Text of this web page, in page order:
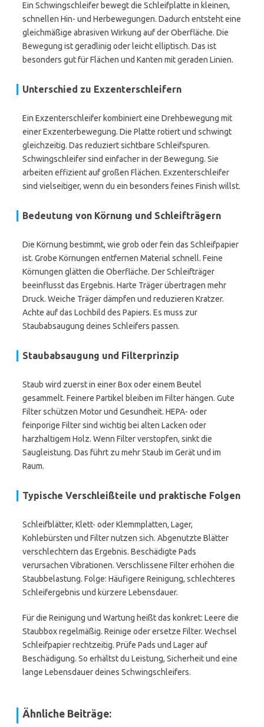
Ein Schwingschleifer bewegt die Schleifplatte in kleinen,
schnellen Hin- und Herbewegungen. Dadurch entsteht eine
gleichmäßige abrasiven Wirkung auf der Oberfläche. Die
Bewegung ist geradlinig oder leicht elliptisch. Das ist
besonders gut für Flächen und Kanten mit geraden Linien.
Unterschied zu Exzenterschleifern
Ein Exzenterschleifer kombiniert eine Drehbewegung mit
einer Exzenterbewegung. Die Platte rotiert und schwingt
gleichzeitig. Das reduziert sichtbare Schleifspuren.
Schwingschleifer sind einfacher in der Bewegung. Sie
arbeiten effizient auf großen Flächen. Exzenterschleifer
sind vielseitiger, wenn du ein besonders feines Finish willst.
Bedeutung von Körnung und Schleifträgern
Die Körnung bestimmt, wie grob oder fein das Schleifpapier
ist. Grobe Körnungen entfernen Material schnell. Feine
Körnungen glätten die Oberfläche. Der Schleifträger
beeinflusst das Ergebnis. Harte Träger übertragen mehr
Druck. Weiche Träger dämpfen und reduzieren Kratzer.
Achte auf das Lochbild des Papiers. Es muss zur
Staubabsaugung deines Schleifers passen.
Staubabsaugung und Filterprinzip
Staub wird zuerst in einer Box oder einem Beutel
gesammelt. Feinere Partikel bleiben im Filter hängen. Gute
Filter schützen Motor und Gesundheit. HEPA- oder
feinporige Filter sind wichtig bei alten Lacken oder
harzhaltigem Holz. Wenn Filter verstopfen, sinkt die
Saugleistung. Das führt zu mehr Staub im Gerät und im
Raum.
Typische Verschleißteile und praktische Folgen
Schleifblätter, Klett- oder Klemmplatten, Lager,
Kohlebürsten und Filter nutzen sich. Abgenutzte Blätter
verschlechtern das Ergebnis. Beschädigte Pads
verursachen Vibrationen. Verschlissene Filter erhöhen die
Staubbelastung. Folge: Häufigere Reinigung, schlechteres
Schleifergebnis und kürzere Lebensdauer.
Für die Reinigung und Wartung heißt das konkret: Leere die
Staubbox regelmäßig. Reinige oder ersetze Filter. Wechsel
Schleifpapier rechtzeitig. Prüfe Pads und Lager auf
Beschädigung. So erhältst du Leistung, Sicherheit und eine
lange Lebensdauer deines Schwingschleifers.
Ähnliche Beiträge: